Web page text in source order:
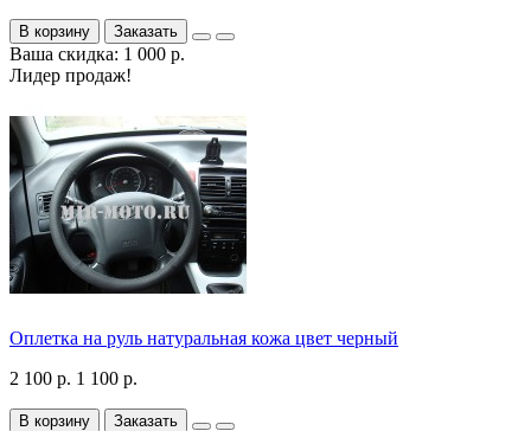
В корзину Заказать
Ваша скидка: 1 000 р.
Лидер продаж!
Оплетка на руль натуральная кожа цвет черный
2 100 р. 1 100 р.
В корзину Заказать